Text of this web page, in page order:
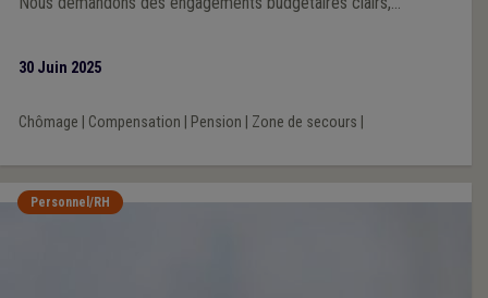
responsabilité partagée est la condition indispensable pour
capacité d’action des pouvoirs locaux dans la transition sociale
et durable que notre société exige. L’Union des Villes et
30 Juin 2025
Chômage Compensation Pension Zone de secours
Personnel/RH